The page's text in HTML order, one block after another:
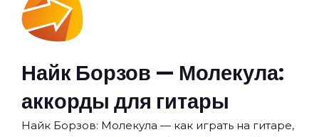
Найк Борзов — Молекула:
аккорды для гитары
Найк Борзов: Молекула — как играть на гитаре,